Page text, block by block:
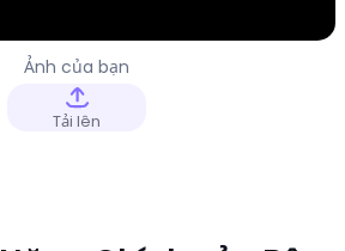
Ảnh của bạn
Tải lên